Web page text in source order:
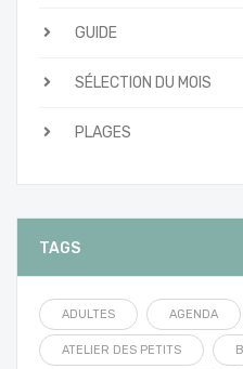
GUIDE
SÉLECTION DU MOIS
PLAGES
TAGS
ADULTES AGENDA
ATELIER DES PETITS